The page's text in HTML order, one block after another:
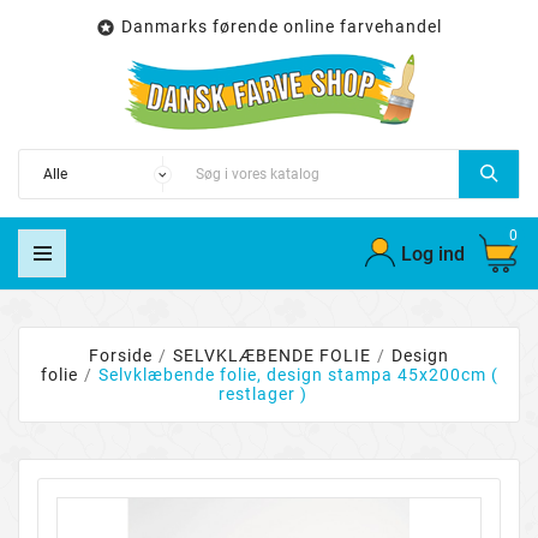
 Danmarks førende online farvehandel
Log ind
0
Forside SELVKLÆBENDE FOLIE
Design
folie
Selvklæbende folie, design stampa 45x200cm (
restlager )